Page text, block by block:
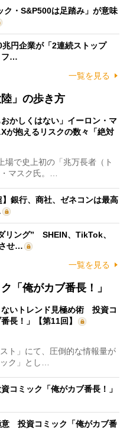
ク・S&P500は足踏み」が意味
兆円企業が「2連続ストップ
フ…
一覧を見る
」の歩き方
おかしくはない」イーロン・マ
が抱えるリスクの数々「絶対
で史上初の「兆万長者（ト
マスク氏。…
】銀行、商社、ゼネコンは最高
リング” SHEIN、TikTok、
せ…
一覧を見る
「俺がカブ番長！」
ないトレンド見極め術 投資コ
長！」【第11回】
ト」にて、圧倒的な情報量が
ク」とし…
コミック「俺がカブ番長！」
意 投資コミック「俺がカブ番